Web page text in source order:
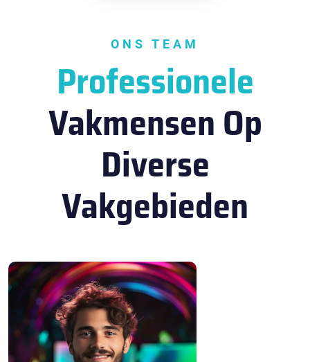
ONS TEAM
Professionele
Vakmensen Op
Diverse
Vakgebieden